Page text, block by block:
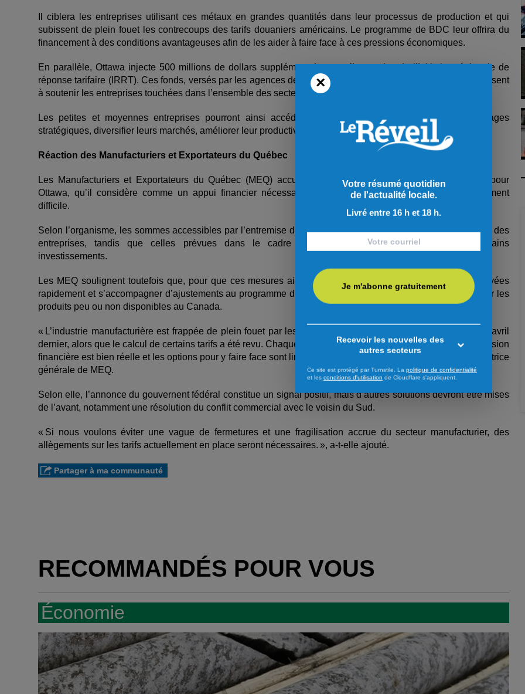
Il ciblera les entreprises utilisant ces métaux en grandes quantités dans leur processus de production et qui
subissent de plein fouet les contrecoups des tarifs douaniers américains. Le programme de BDC leur offrira du
financement à des conditions avantageuses afin de les aider à faire face à ces pressions économiques.
En parallèle, Ottawa injecte 500 millions de dollars supplémentaires par l’entremise de l’Initiative régionale de
réponse tarifaire (IRRT). Ces fonds, versés par les agences de développement régional (ADR) du Canada, visent
à soutenir les entreprises touchées dans l’ensemble des secteurs de l’économie.
Les petites et moyennes entreprises pourront ainsi accéder à du financement pour effectuer des virages
stratégiques, diversifier leurs marchés, améliorer leur productivité et renforcer leur compétitivité.
Réaction des Manufacturiers et Exportateurs du Québec
Les Manufacturiers et Exportateurs du Québec (MEQ) accueille favorablement les mesures annoncées pour
Ottawa, qu’il considère comme un appui financier nécessaire dans un contexte qualifié de particulièrement
difficile.
Selon l’organisme, les sommes accessibles par l’entremise de la BDC contribueront à soutenir les liquidités des
entreprises, tandis que celles prévues dans le cadre de l’IRRT permettront de poursuivre certains
investissements.
Les MEQ soulignent toutefois que, pour que ces mesures aient l’impact souhaité, elles devront être déployées
rapidement et s’accompagner d’ajustements au programme de remise ainsi qu’aux quotas d’importation pour les
produits peu ou non disponibles au Canada.
« L’industrie manufacturière est frappée de plein fouet par les tarifs douaniers, particulièrement depuis le 2 avril
dernier, alors que le calcul de certains tarifs a été revu. Chaque jour, des entreprises nous interpellent : la pression
financière est bien réelle et les options pour y faire face sont limitées. », a affirmé Julie White, présidente-directrice
générale de MEQ.
Selon elle, l’annonce du gouvernent fédéral constitue un signal positif, mais d’autres solutions devront être mises
de l’avant, notamment une résolution du conflit commercial avec le voisin du Sud.
« Si nous voulons éviter une vague de fermetures et une fragilisation accrue du secteur manufacturier, des
allègements sur les tarifs actuellement en place seront nécessaires. », a-t-elle ajouté.
Partager à ma communauté
RECOMMANDÉS POUR VOUS
Économie
×
Votre résumé quotidien
de l'actualité locale.
Livré entre 16 h et 18 h.
Je m'abonne gratuitement
Recevoir les nouvelles des
autres secteurs
Ce site est protégé par Turnstile. La politique de confidentialité
et les conditions d'utilisation de Cloudflare s'appliquent.